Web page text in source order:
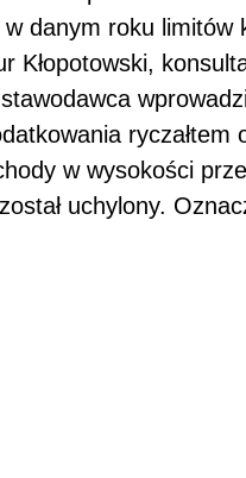
danym roku
Kłopotowski,
ryczałtem
w wysokości
uchylony.